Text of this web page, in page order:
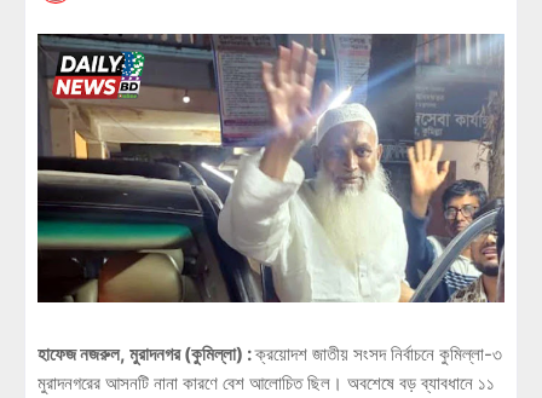
হাফেজ নজরুল, মুরাদনগর (কুমিল্লা) :ক্রয়োদশ জাতীয় সংসদ নির্বাচনে কুমিল্লা-৩
মুরাদনগরের আসনটি নানা কারণে বেশ আলোচিত ছিল। অবশেষে বড় ব্যাবধানে ১১